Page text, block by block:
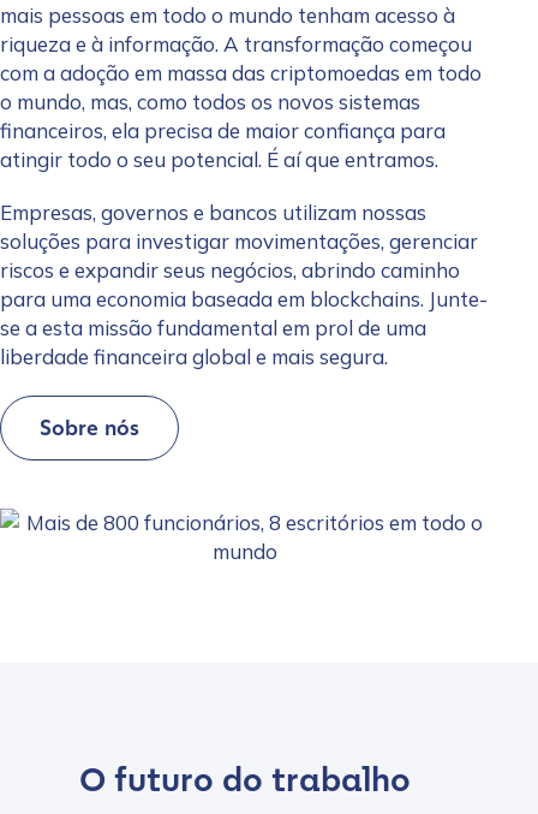
mais pessoas em todo o mundo tenham acesso à
riqueza e à informação. A transformação começou
com a adoção em massa das criptomoedas em todo
o mundo, mas, como todos os novos sistemas
financeiros, ela precisa de maior confiança para
atingir todo o seu potencial. É aí que entramos.
Empresas, governos e bancos utilizam nossas
soluções para investigar movimentações, gerenciar
riscos e expandir seus negócios, abrindo caminho
para uma economia baseada em blockchains. Junte-
se a esta missão fundamental em prol de uma
liberdade financeira global e mais segura.
Sobre nós
O futuro do trabalho